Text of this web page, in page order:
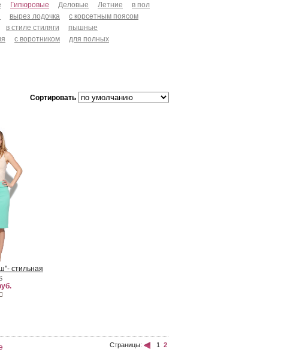
Гипюровые Деловые Летние
в пол
вырез лодочка
с корсетным поясом
в стиле стиляги
пышные
с воротником
для полных
Сортировать
стильная
Страницы: 1 2